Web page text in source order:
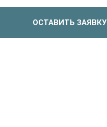
ОСТАВИТЬ ЗАЯВКУ